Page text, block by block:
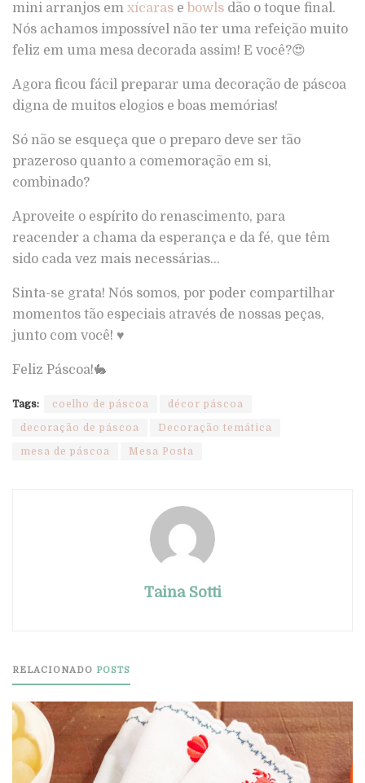
mini arranjos em xícaras e bowls dão o toque final.
Nós achamos impossível não ter uma refeição muito
feliz em uma mesa decorada assim! E você?😍
Agora ficou fácil preparar uma decoração de páscoa
digna de muitos elogios e boas memórias!
Só não se esqueça que o preparo deve ser tão
prazeroso quanto a comemoração em si,
combinado?
Aproveite o espírito do renascimento, para
reacender a chama da esperança e da fé, que têm
sido cada vez mais necessárias…
Sinta-se grata! Nós somos, por poder compartilhar
momentos tão especiais através de nossas peças,
junto com você! ♥️
Feliz Páscoa!🐇
Tags: coelho de páscoa décor páscoa
decoração de páscoa Decoração temática
mesa de páscoa Mesa Posta
Taina Sotti
RELACIONADO POSTS